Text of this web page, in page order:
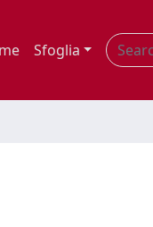
Sfoglia